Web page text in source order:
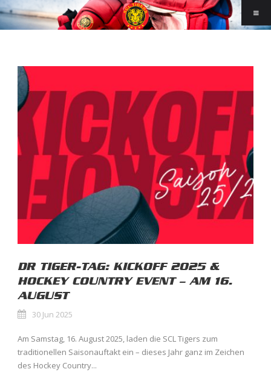
DR TIGER-TAG: KICKOFF 2025 &
HOCKEY COUNTRY EVENT – AM 16.
AUGUST
30 Jun 2025
Am Samstag, 16. August 2025, laden die SCL Tigers zum
traditionellen Saisonauftakt ein – dieses Jahr ganz im Zeichen
des Hockey Country...